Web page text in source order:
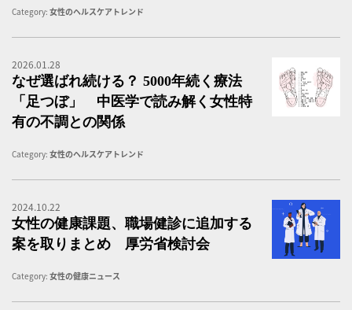
Category: 女性のヘルスケアトレンド
2026.01.28
なぜ選ばれ続ける？ 5000年続く療法
「足つぼ」 中医学で読み解く女性特
有の不調との関係
Category: 女性のヘルスケアトレンド
2024.10.22
女性の健康課題、職場健診に追加する
案を取りまとめ 厚労省検討会
Category: 女性の健康ニュース